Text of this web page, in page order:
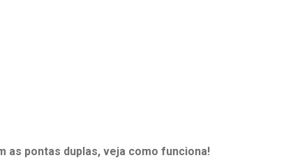
as pontas duplas, veja como funciona!